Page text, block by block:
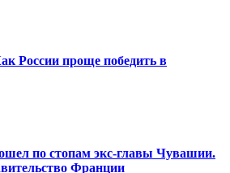
России проще победить в
по стопам экс-главы Чувашии.
Франции